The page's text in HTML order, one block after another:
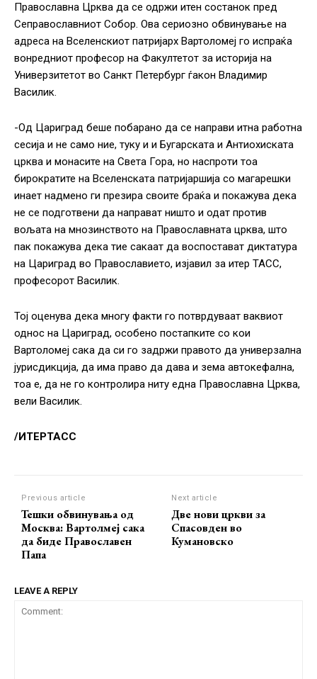
Православна Црква да се одржи итен состанок пред
Сеправославниот Собор. Ова сериозно обвинување на
адреса на Вселенскиот патријарх Вартоломеј го испраќа
вонредниот професор на Факултетот за историја на
Универзитетот во Санкт Петербург ѓакон Владимир
Василик.
-Од Цариград беше побарано да се направи итна работна
сесија и не само ние, туку и и Бугарската и Антиохиската
црква и монасите на Света Гора, но наспроти тоа
бирократите на Вселенската патријаршија со магарешки
инает надмено ги презира своите браќа и покажува дека
не се подготвени да направат ништо и одат против
вољата на мнозинството на Православната црква, што
пак покажува дека тие сакаат да воспостават диктатура
на Цариград во Православието, изјавил за итер ТАСС,
професорот Василик.
Тој оценува дека многу факти го потврдуваат ваквиот
однос на Цариград, особено постапките со кои
Вартоломеј сака да си го задржи правото да универзална
јурисдикција, да има право да дава и зема автокефална,
тоа е, да не го контролира ниту една Православна Црква,
вели Василик.
/ИТЕРТАСС
Previous article
Тешки обвинувања од
Москва: Вартолмеј сака
да биде Православен
Папа
Next article
Две нови цркви за
Спасовден во
Кумановско
LEAVE A REPLY